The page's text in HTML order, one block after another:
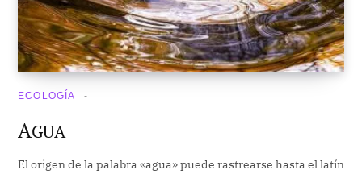
ECOLOGÍA
AGUA
El origen de la palabra «agua» puede rastrearse hasta el latín